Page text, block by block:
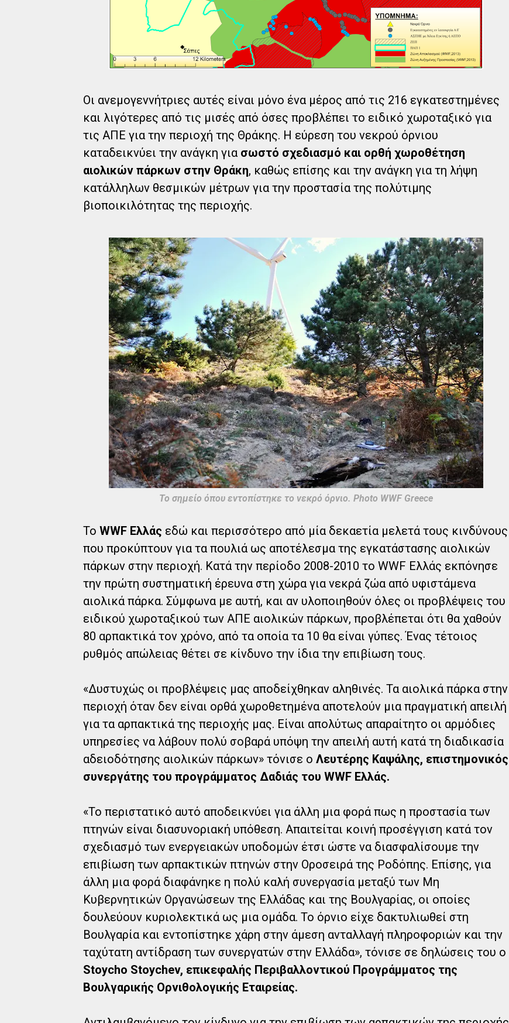
Οι ανεμογεννήτριες αυτές είναι μόνο ένα μέρος από τις 216 εγκατεστημένες
και λιγότερες από τις μισές από όσες προβλέπει το ειδικό χωροταξικό για
τις ΑΠΕ για την περιοχή της Θράκης. Η εύρεση του νεκρού όρνιου
καταδεικνύει την ανάγκη για σωστό σχεδιασμό και ορθή χωροθέτηση
αιολικών πάρκων στην Θράκη, καθώς επίσης και την ανάγκη για τη λήψη
κατάλληλων θεσμικών μέτρων για την προστασία της πολύτιμης
βιοποικιλότητας της περιοχής.
Το σημείο όπου εντοπίστηκε το νεκρό όρνιο. Photo WWF Greece
To WWF Ελλάς εδώ και περισσότερο από μία δεκαετία μελετά τους κινδύνους
που προκύπτουν για τα πουλιά ως αποτέλεσμα της εγκατάστασης αιολικών
πάρκων στην περιοχή. Κατά την περίοδο 2008-2010 το WWF Ελλάς εκπόνησε
την πρώτη συστηματική έρευνα στη χώρα για νεκρά ζώα από υφιστάμενα
αιολικά πάρκα. Σύμφωνα με αυτή, και αν υλοποιηθούν όλες οι προβλέψεις του
ειδικού χωροταξικού των ΑΠΕ αιολικών πάρκων, προβλέπεται ότι θα χαθούν
80 αρπακτικά τον χρόνο, από τα οποία τα 10 θα είναι γύπες. Ένας τέτοιος
ρυθμός απώλειας θέτει σε κίνδυνο την ίδια την επιβίωση τους.
«Δυστυχώς οι προβλέψεις μας αποδείχθηκαν αληθινές. Τα αιολικά πάρκα στην
περιοχή όταν δεν είναι ορθά χωροθετημένα αποτελούν μια πραγματική απειλή
για τα αρπακτικά της περιοχής μας. Είναι απολύτως απαραίτητο οι αρμόδιες
υπηρεσίες να λάβουν πολύ σοβαρά υπόψη την απειλή αυτή κατά τη διαδικασία
αδειοδότησης αιολικών πάρκων» τόνισε ο Λευτέρης Καψάλης, επιστημονικός
συνεργάτης του προγράμματος Δαδιάς του WWF Ελλάς.
«Το περιστατικό αυτό αποδεικνύει για άλλη μια φορά πως η προστασία των
πτηνών είναι διασυνοριακή υπόθεση. Απαιτείται κοινή προσέγγιση κατά τον
σχεδιασμό των ενεργειακών υποδομών έτσι ώστε να διασφαλίσουμε την
επιβίωση των αρπακτικών πτηνών στην Οροσειρά της Ροδόπης. Επίσης, για
άλλη μια φορά διαφάνηκε η πολύ καλή συνεργασία μεταξύ των Μη
Κυβερνητικών Οργανώσεων της Ελλάδας και της Βουλγαρίας, οι οποίες
δουλεύουν κυριολεκτικά ως μια ομάδα. Το όρνιο είχε δακτυλιωθεί στη
Βουλγαρία και εντοπίστηκε χάρη στην άμεση ανταλλαγή πληροφοριών και την
ταχύτατη αντίδραση των συνεργατών στην Ελλάδα», τόνισε σε δηλώσεις του ο
Stoycho Stoychev, επικεφαλής Περιβαλλοντικού Προγράμματος της
Βουλγαρικής Ορνιθολογικής Εταιρείας.